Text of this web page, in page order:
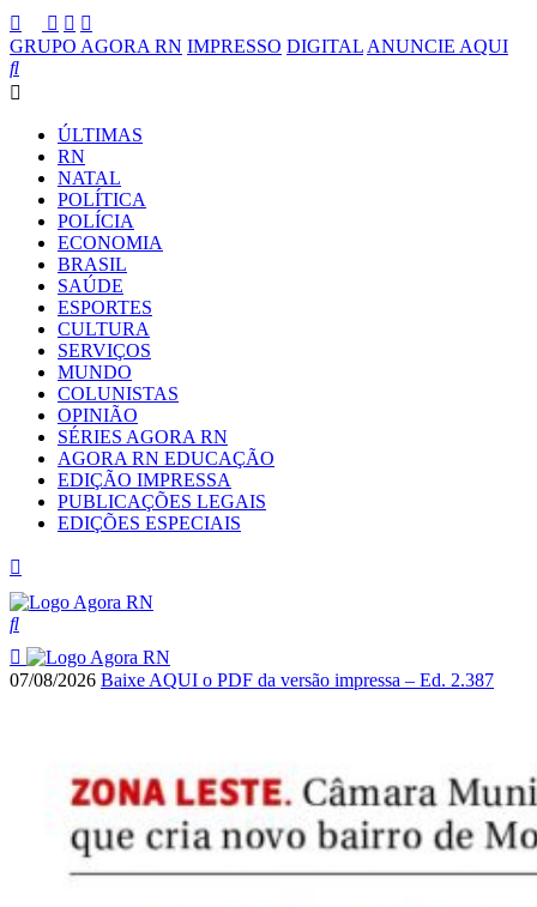
GRUPO AGORA RN IMPRESSO DIGITAL ANUNCIE AQUI
ÚLTIMAS
RN
NATAL
POLÍTICA
POLÍCIA
ECONOMIA
BRASIL
SAÚDE
ESPORTES
CULTURA
SERVIÇOS
MUNDO
COLUNISTAS
OPINIÃO
SÉRIES AGORA RN
AGORA RN EDUCAÇÃO
EDIÇÃO IMPRESSA
PUBLICAÇÕES LEGAIS
EDIÇÕES ESPECIAIS
07/08/2026 Baixe AQUI o PDF da versão impressa – Ed. 2.387